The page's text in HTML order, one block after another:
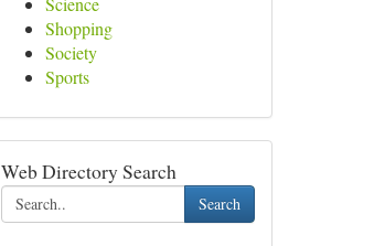
Shopping
Society
Sports
Web Directory Search
Search